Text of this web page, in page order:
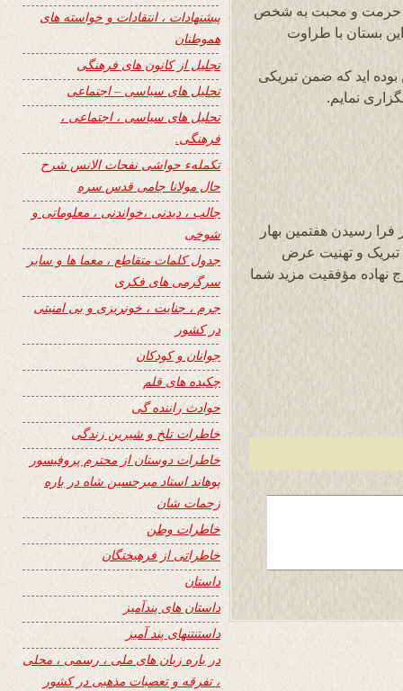
حرمت و محبت به شخص
بستان با طراوت
اید که ضمن تبریکی
نمایم.
فرا رسیدن هفتمین بهار
شما تبریک و تهنیت عرض
نهاده مؤفقیت مزید شما
پیشنهادات ، انتقادات و خواسته های
هموطنان
تجلیل از کانون های فرهنگی
تحلیل های سیاسی – اجتماعی
تحلیل های سیاسی ، اجتماعی ،
فرهنگی.
تکملهء حواشی نفحات الانس شرح
حال مولانا جامی قدس سره
جالب ، دیدنی ،خواندنی ، معلوماتی و
شوخی
جدول کلمات متقاطع ، معما ها و سایر
سرگرمی های فکری
جرم ، جنایت ، خونریزی و بی امنیتی
در کشور
جوانان و کودکان
چکیده های قلم
حوادث راننده گی
خاطرات تلخ و شیرین زندگی
خاطرات دوستان از محترم پروفیسور
پوهاند استاد میرحسین شاه در باره
زحمات شان
خاطرات وطن
خاطراتی از فرهیختگان
داستان
داستان های پندآمیز
داستنتنهای پند آمیز
در باره زبان های ملی ، رسمی ، محلی
، تفرقه و تعصبات مذهبی در کشور